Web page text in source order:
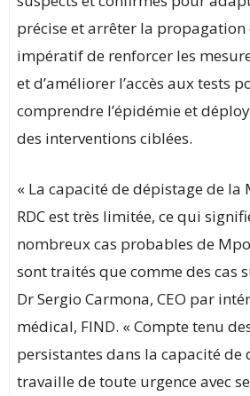
précise et arrêter la propagation
impératif de renforcer les
et d’améliorer l’accès aux tests
comprendre l’épidémie et
des interventions ciblées.
« La capacité de dépistage de la
RDC est très limitée, ce qui
nombreux cas probables de
sont traités que comme des cas
Dr Sergio Carmona, CEO par
médical, FIND. « Compte tenu
persistantes dans la capacité de
travaille de toute urgence avec